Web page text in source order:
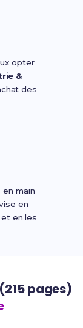
opter
&
des
main
en
en les
pages)